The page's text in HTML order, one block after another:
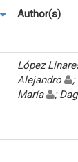
Author(s)
López
Alejandro
;
María
;